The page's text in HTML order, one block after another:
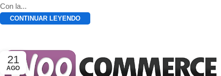
Con la...
CONTINUAR LEYENDO
21
AGO